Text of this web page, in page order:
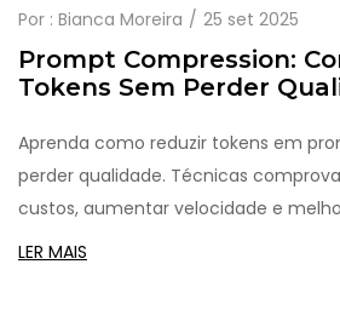
Por : Bianca Moreira 25 set 2025
Prompt Compression:
Tokens Sem Perder
Aprenda como reduzir tokens em
perder qualidade. Técnicas
custos, aumentar velocidade e
modelos como GPT-4 e Claude 3.
LER MAIS